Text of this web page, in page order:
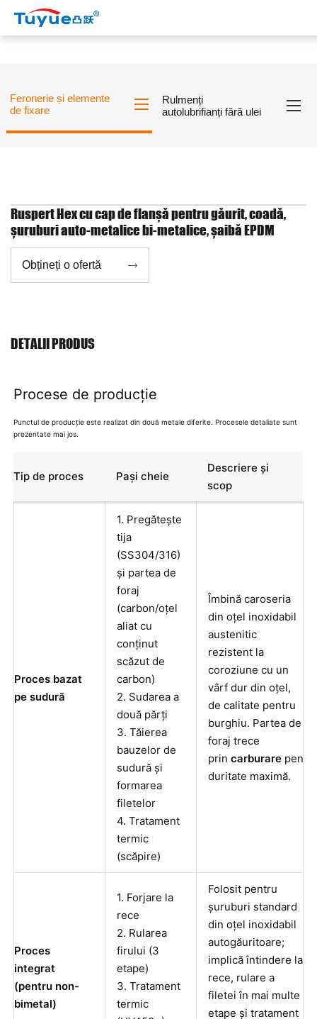
Feronerie și elemente
de fixare
Rulmenți
autolubrifianți fără ulei
Ruspert Hex cu cap de flanșă pentru găurit, coadă,
șuruburi auto-metalice bi-metalice, șaibă EPDM
Obțineți o ofertă 
DETALII PRODUS
Procese de producție
Punctul de producție este realizat din două metale diferite. Procesele detaliate sunt
prezentate mai jos.
Tip de proces Pași cheie
Descriere și
scop
Proces bazat
pe sudură
1. Pregătește
tija
(SS304/316)
și partea de
foraj
(carbon/oțel
aliat cu
conținut
scăzut de
carbon)
2. Sudarea a
două părți
3. Tăierea
bauzelor de
sudură și
formarea
filetelor
4. Tratament
termic
(scăpire)
Îmbină caroseria
din oțel inoxidabil
austenitic
rezistent la
coroziune cu un
vârf dur din oțel,
de calitate pentru
burghiu. Partea de
foraj trece
princarburare
duritate maximă.
Proces
integrat
(pentru non-
bimetal)
1. Forjare la
rece
2. Rularea
firului (3
etape)
3. Tratament
termic
Folosit pentru
șuruburi standard
din oțel inoxidabil
autogăuritoare;
implică întindere la
rece, rulare a
filetei în mai multe
etape și tratament